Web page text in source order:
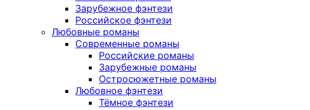
Зарубежное фэнтези
Российское фэнтези
Любовные романы
Современные романы
Российские романы
Зарубежные романы
Остросюжетные романы
Любовное фэнтези
Тёмное фэнтези